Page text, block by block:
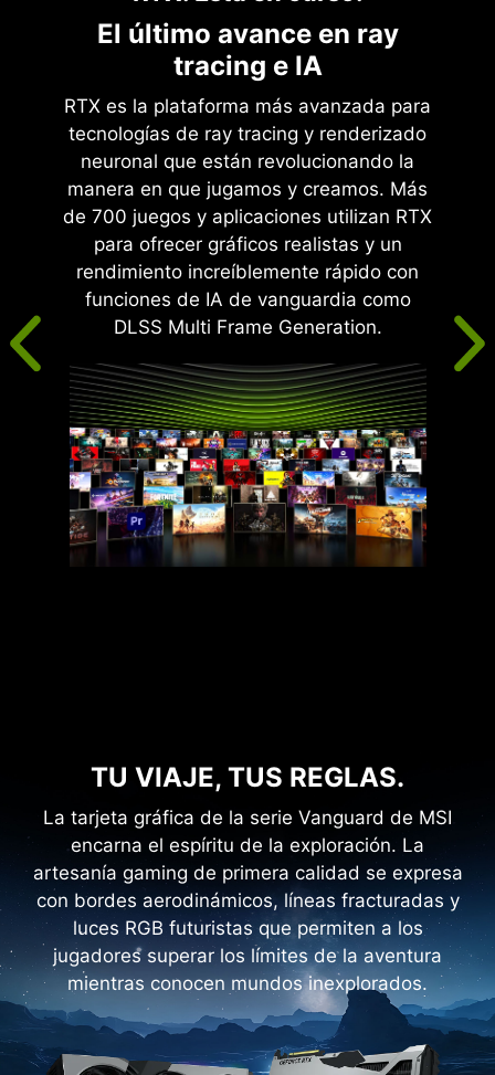
El último avance en ray
tracing e IA
RTX es la plataforma más avanzada para
tecnologías de ray tracing y renderizado
neuronal que están revolucionando la
manera en que jugamos y creamos. Más
de 700 juegos y aplicaciones utilizan RTX
para ofrecer gráficos realistas y un
rendimiento increíblemente rápido con
funciones de IA de vanguardia como
DLSS Multi Frame Generation.
TU VIAJE, TUS REGLAS.
La tarjeta gráfica de la serie Vanguard de MSI
encarna el espíritu de la exploración. La
artesanía gaming de primera calidad se expresa
con bordes aerodinámicos, líneas fracturadas y
luces RGB futuristas que permiten a los
jugadores superar los límites de la aventura
mientras conocen mundos inexplorados.